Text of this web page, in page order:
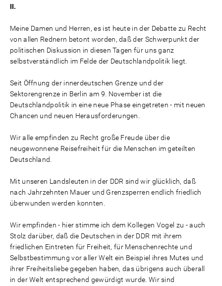
II.
Meine Damen und Herren, es ist heute in der Debatte zu Recht
von allen Rednern betont worden, daß der Schwerpunkt der
politischen Diskussion in diesen Tagen für uns ganz
selbstverständlich im Felde der Deutschlandpolitik liegt.
Seit Öffnung der innerdeutschen Grenze und der
Sektorengrenze in Berlin am 9. November ist die
Deutschlandpolitik in eine neue Phase eingetreten - mit neuen
Chancen und neuen Herausforderungen.
Wir alle empfinden zu Recht große Freude über die
neugewonnene Reisefreiheit für die Menschen im geteilten
Deutschland.
Mit unseren Landsleuten in der DDR sind wir glücklich, daß
nach Jahrzehnten Mauer und Grenzsperren endlich friedlich
überwunden werden konnten.
Wir empfinden - hier stimme ich dem Kollegen Vogel zu - auch
Stolz darüber, daß die Deutschen in der DDR mit ihrem
friedlichen Eintreten für Freiheit, für Menschenrechte und
Selbstbestimmung vor aller Welt ein Beispiel ihres Mutes und
ihrer Freiheitsliebe gegeben haben, das übrigens auch überall
in der Welt entsprechend gewürdigt wurde. Wir sind